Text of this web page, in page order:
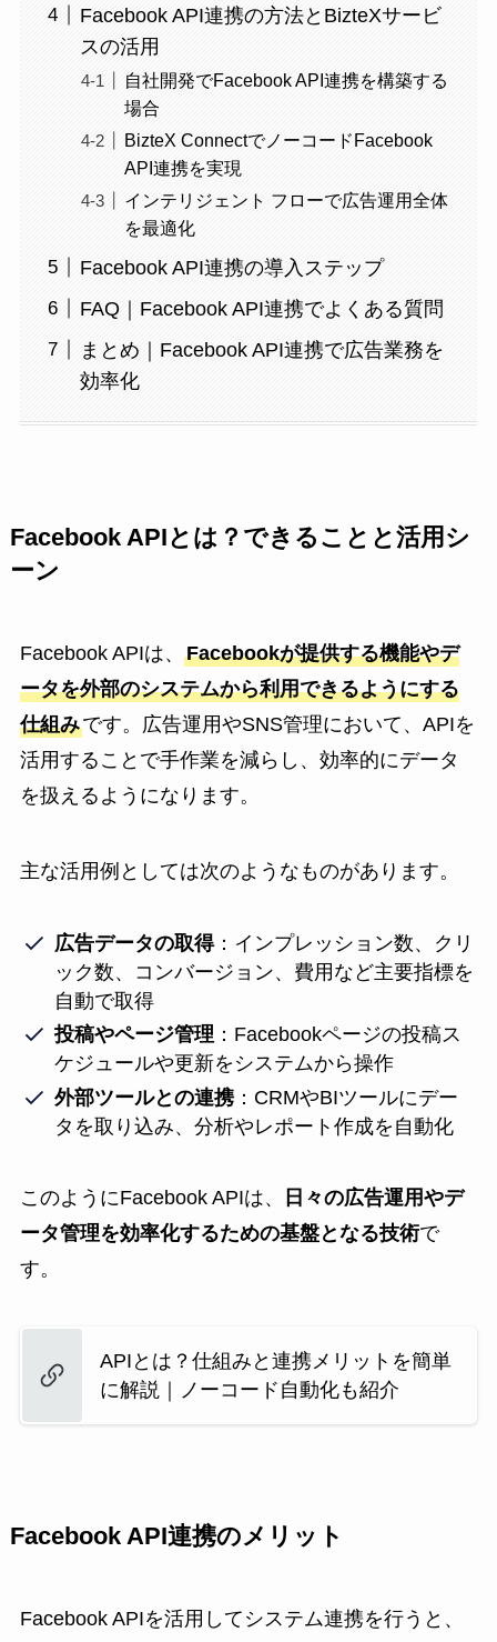
Facebook API連携の方法とBizteXサービ
スの活用
自社開発でFacebook API連携を構築する
場合
BizteX ConnectでノーコードFacebook
API連携を実現
インテリジェント フローで広告運用全体
を最適化
Facebook API連携の導入ステップ
FAQ｜Facebook API連携でよくある質問
まとめ｜Facebook API連携で広告業務を
効率化
Facebook APIとは？できることと活用シ
ーン
Facebook APIは、 Facebookが提供する機能やデ
ータを外部のシステムから利用できるようにする
仕組みです。広告運用やSNS管理において、APIを
活用することで手作業を減らし、効率的にデータ
を扱えるようになります。
主な活用例としては次のようなものがあります。
広告データの取得：インプレッション数、クリ
ック数、コンバージョン、費用など主要指標を
自動で取得
投稿やページ管理 ：Facebookページの投稿ス
ケジュールや更新をシステムから操作
外部ツールとの連携 ：CRMやBIツールにデー
タを取り込み、分析やレポート作成を自動化
このようにFacebook APIは、
日々の広告運用やデ
ータ管理を効率化するための基盤となる技術で
す。
APIとは？仕組みと連携メリットを簡単
に解説｜ノーコード自動化も紹介
Facebook API連携のメリット
Facebook APIを活用してシステム連携を行うと、